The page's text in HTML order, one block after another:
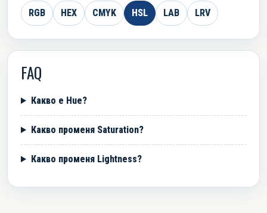
RGB HEX CMYK HSL LAB LRV
FAQ
Какво е Hue?
Какво променя Saturation?
Какво променя Lightness?